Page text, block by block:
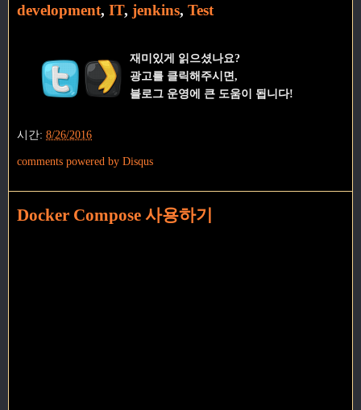
development, IT, jenkins, Test
재미있게 읽으셨나요?
광고를 클릭해주시면,
블로그 운영에 큰 도움이 됩니다!
시간: 8/26/2016
comments powered by Disqus
Docker Compose 사용하기